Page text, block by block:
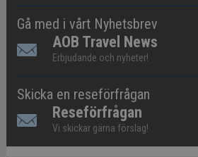
Gå med i vårt Nyhetsbrev
AOB Travel News
Erbjudande och nyheter!
Skicka en reseförfrågan
Reseförfrågan
Vi skickar gärna förslag!